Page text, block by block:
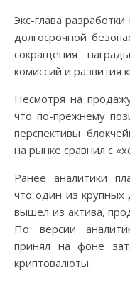
Экс-глава
долгосрочной
сокращения
комиссий и развития
Несмотря на
что по-прежнему
перспективы
на рынке сравнил с
Ранее аналитики
что один из крупных
вышел из актива,
По версии
принял на фоне
криптовалюты.